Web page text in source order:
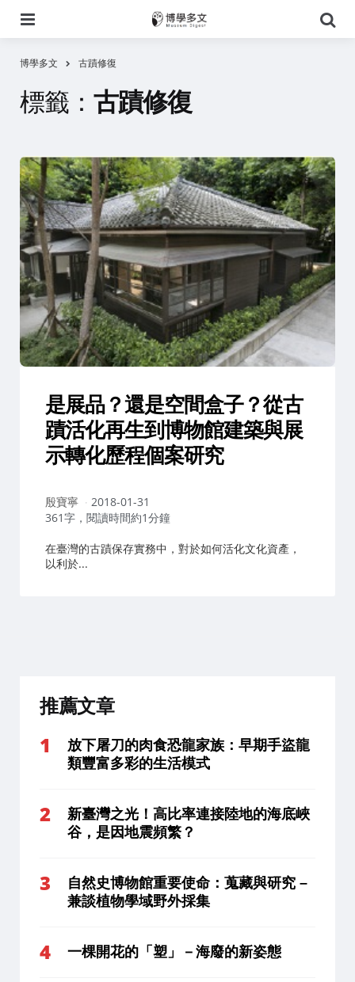
尋
博學多文 古蹟修復
標籤： 古蹟修復
是展品？還是空間盒子？從古
蹟活化再生到博物館建築與展
示轉化歷程個案研究
作
者：
殷寶寧
2018-01-31
361字，閱讀時間約1分鐘
在臺灣的古蹟保存實務中，對於如何活化文化資產，
以利於...
推薦文章
放下屠刀的肉食恐龍家族：早期手盜龍
類豐富多彩的生活模式
新臺灣之光！高比率連接陸地的海底峽
谷，是因地震頻繁？
自然史博物館重要使命：蒐藏與研究 –
兼談植物學域野外採集
一棵開花的「塑」－海廢的新姿態